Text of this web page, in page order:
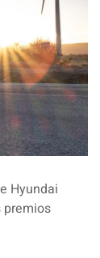
Hyundai
premios